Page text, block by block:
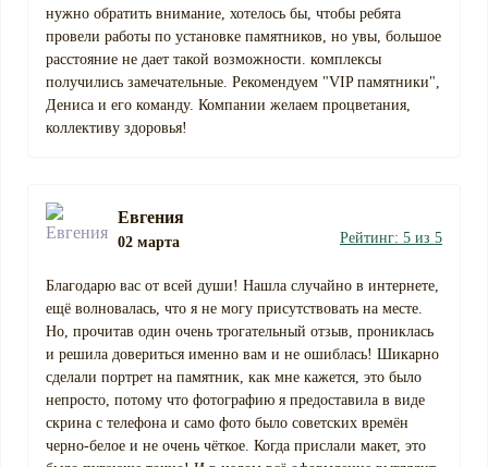
нужно обратить внимание, хотелось бы, чтобы ребята
провели работы по установке памятников, но увы, большое
расстояние не дает такой возможности. комплексы
получились замечательные. Рекомендуем "VIP памятники",
Дениса и его команду. Компании желаем процветания,
коллективу здоровья!
Евгения
02 марта Рейтинг: 5 из 5
Благодарю вас от всей души! Нашла случайно в интернете,
ещё волновалась, что я не могу присутствовать на месте.
Но, прочитав один очень трогательный отзыв, прониклась
и решила довериться именно вам и не ошиблась! Шикарно
сделали портрет на памятник, как мне кажется, это было
непросто, потому что фотографию я предоставила в виде
скрина с телефона и само фото было советских времён
черно-белое и не очень чёткое. Когда прислали макет, это